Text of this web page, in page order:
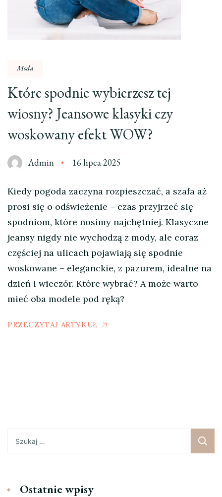
Moda
Które spodnie wybierzesz tej
wiosny? Jeansowe klasyki czy
woskowany efekt WOW?
Admin 16 lipca 2025
Kiedy pogoda zaczyna rozpieszczać, a szafa aż
prosi się o odświeżenie – czas przyjrzeć się
spodniom, które nosimy najchętniej. Klasyczne
jeansy nigdy nie wychodzą z mody, ale coraz
częściej na ulicach pojawiają się spodnie
woskowane – eleganckie, z pazurem, idealne na
dzień i wieczór. Które wybrać? A może warto
mieć oba modele pod ręką?
PRZECZYTAJ ARTYKUŁ
Ostatnie wpisy